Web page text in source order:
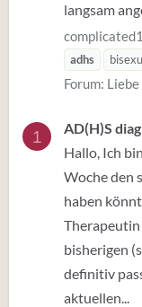
langsam
adhs
Forum: Liebe
1
AD(H)S
Hallo, Ich
Woche den
haben
bisherigen
definitiv
aktuellen...